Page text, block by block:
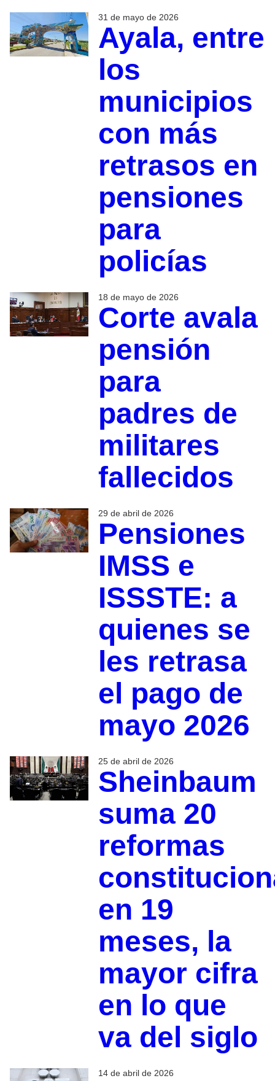
31 de mayo de 2026
Ayala, entre
los
municipios
con más
retrasos en
pensiones
para
policías
18 de mayo de 2026
Corte avala
pensión
para
padres de
militares
fallecidos
29 de abril de 2026
Pensiones
IMSS e
ISSSTE: a
quienes se
les retrasa
el pago de
mayo 2026
25 de abril de 2026
Sheinbaum
suma 20
reformas
en 19
meses, la
mayor cifra
en lo que
va del siglo
14 de abril de 2026